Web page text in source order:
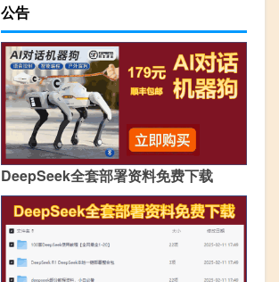
公告
DeepSeek全套部署资料免费下载